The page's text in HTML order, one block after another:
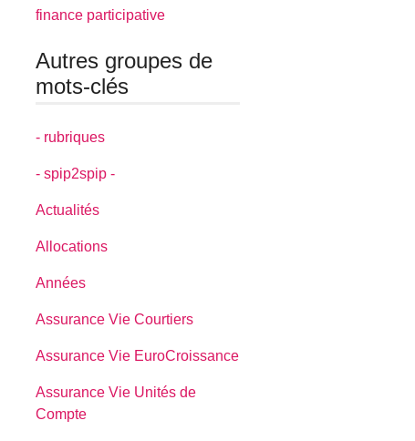
finance participative
Autres groupes de
mots-clés
- rubriques
- spip2spip -
Actualités
Allocations
Années
Assurance Vie Courtiers
Assurance Vie EuroCroissance
Assurance Vie Unités de
Compte